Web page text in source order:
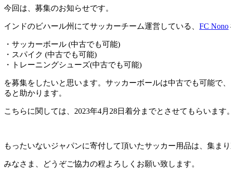
今回は、募集のお知らせです。
インドのビハール州にてサッカーチーム運営している、 FC Nono
・サッカーボール (中古でも可能)
・スパイク (中古でも可能)
・トレーニングシューズ(中古でも可能)
を募集をしたいと思います。サッカーボールは中古でも可能で
ると助かります。
こちらに関しては、2023年4月28日着分までとさせてもらいます。
もったいないジャパンに寄付して頂いたサッカー用品は、集まり
みなさま、どうぞご協力の程よろしくお願い致します。